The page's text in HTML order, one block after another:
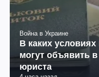
Война в Украине
В каких
могут объявить
юриста